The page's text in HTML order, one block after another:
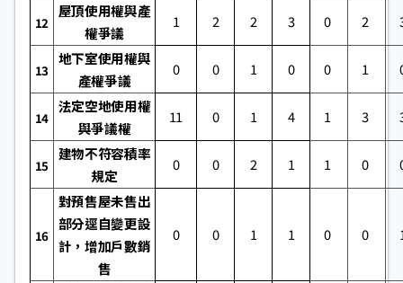
12
屋頂使用權與產
權爭議
1 2 2 3 0 2
13
地下室使用權與
產權爭議
0 0 1 0 0 1
14
法定空地使用權
與爭議權
11 0 1 4 1 3
15
建物不符容積率
規定
0 0 2 1 1 0
16
對預售屋未售出
部分逕自變更設
計，增加戶數銷
售
0 0 1 1 0 0